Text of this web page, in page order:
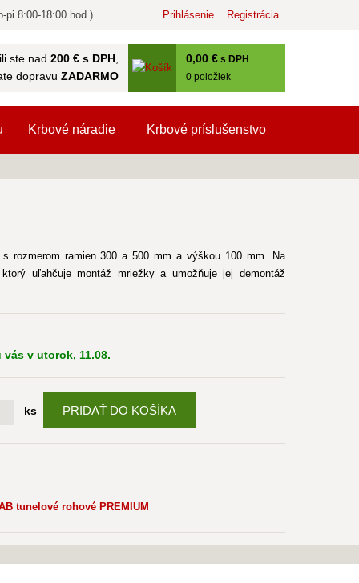
ste nad 200 € s DPH ,
dopravu ZADARMO
0,00 € s DPH
0 položiek
Prihlásenie Registrácia
pi 8:00-18:00 hod.)
Krbové náradie Krbové príslušenstvo
rozmerom ramien 300 a 500 mm a výškou 100 mm. Na
uľahčuje montáž mriežky a umožňuje jej demontáž
v utorok, 11.08.
ks PRIDAŤ DO KOŠÍKA
tunelové rohové PREMIUM